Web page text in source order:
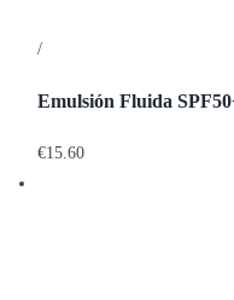
/
Emulsión Fluida
€15.60